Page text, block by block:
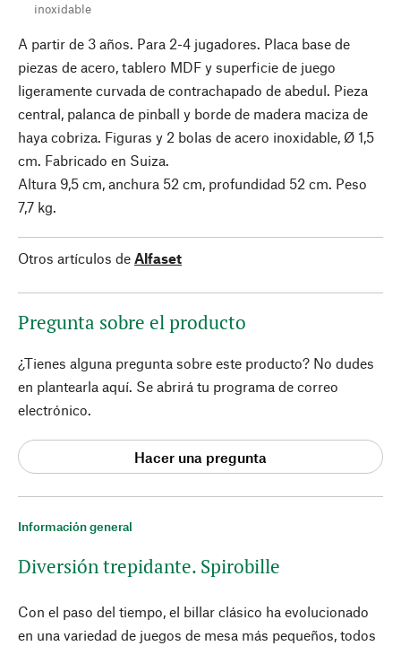
Información general
Diversión trepidante. Spirobille
Con el paso del tiempo, el billar clásico ha evolucionado
en una variedad de juegos de mesa más pequeños, todos
inoxidable
A partir de 3 años. Para 2-4 jugadores. Placa base de
piezas de acero, tablero MDF y superficie de juego
ligeramente curvada de contrachapado de abedul. Pieza
central, palanca de pinball y borde de madera maciza de
haya cobriza. Figuras y 2 bolas de acero inoxidable, Ø 1,5
cm. Fabricado en Suiza.
Altura 9,5 cm, anchura 52 cm, profundidad 52 cm. Peso
7,7 kg.
Otros artículos de Alfaset
Pregunta sobre el producto
¿Tienes alguna pregunta sobre este producto? No dudes
en plantearla aquí. Se abrirá tu programa de correo
electrónico.
Hacer una pregunta